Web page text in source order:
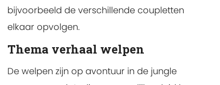
bijvoorbeeld de verschillende coupletten
elkaar opvolgen.
Thema verhaal welpen
De welpen zijn op avontuur in de jungle